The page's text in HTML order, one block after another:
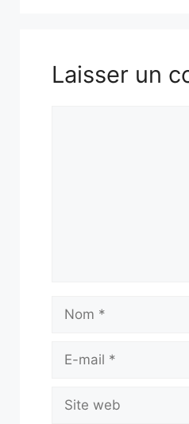
Laisser un
mail
web